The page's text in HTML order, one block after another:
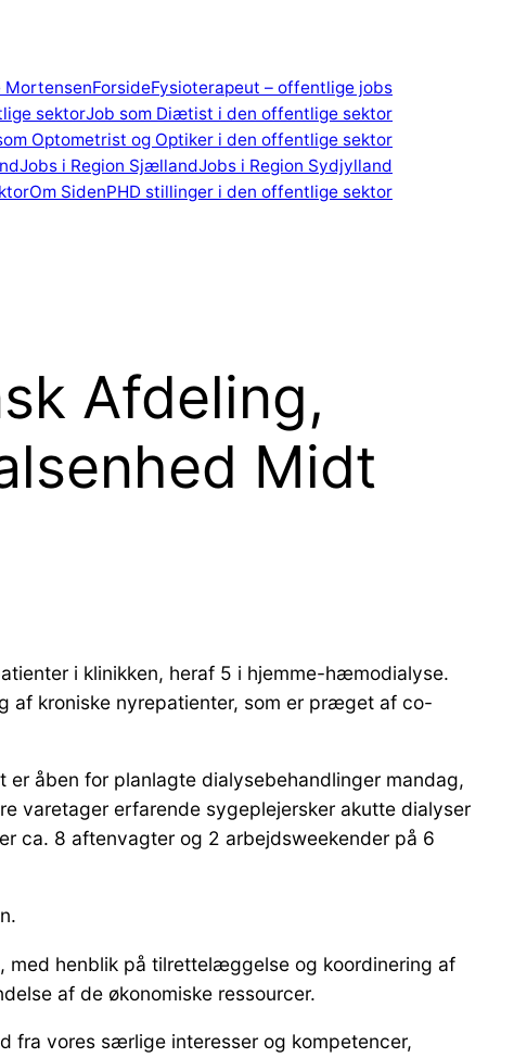
MortensenForsideFysioterapeut – offentlige jobs
sektorJob som Diætist i den offentlige sektor
Optometrist og Optiker i den offentlige sektor
Jobs i Region SjællandJobs i Region Sydjylland
Om SidenPHD stillinger i den offentlige sektor
Afdeling,
Midt
i klinikken, heraf 5 i hjemme-hæmodialyse.
af kroniske nyrepatienter, som er præget af co-
åben for planlagte dialysebehandlinger mandag,
varetager erfarende sygeplejersker akutte dialyser
ca. 8 aftenvagter og 2 arbejdsweekender på 6
med henblik på tilrettelæggelse og koordinering af
af de økonomiske ressourcer.
fra vores særlige interesser og kompetencer,